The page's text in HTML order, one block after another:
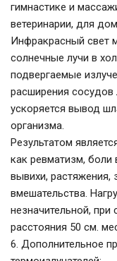
гимнастике и
ветеринарии, для
Инфракрасный свет
солнечные лучи в
подвергаемые
расширения
ускоряется вывод
организма.
Результатом
как ревматизм, боли
вывихи, растяжения,
вмешательства.
незначительной,
расстояния 50 см.
6. Дополнительное